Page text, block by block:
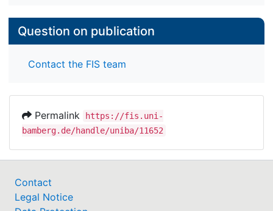
Question on publication
Contact the FIS team
Permalink
https://fis.uni-
bamberg.de/handle/uniba/11652
Contact
Legal Notice